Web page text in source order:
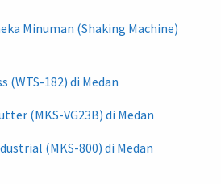
Minuman (Shaking Machine)
(WTS-182) di Medan
(MKS-VG23B) di Medan
(MKS-800) di Medan